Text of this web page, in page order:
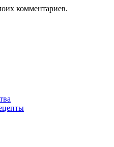
комментариев.